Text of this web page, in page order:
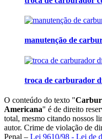
manutenção de
troca de carburador
O conteúdo do texto "
Americana" é de direito
total, mesmo citando nossos
autor. Crime de violação de
Penal – Lei 9610/98 - Lei de